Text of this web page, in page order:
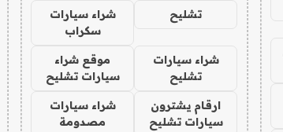
تشليح
شراء سيارات
سكراب
شراء سيارات
تشليح
موقع شراء
سيارات تشليح
ارقام يشترون
سيارات تشليح
شراء سيارات
مصدومة